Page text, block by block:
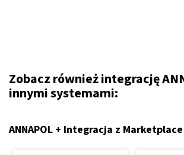
Zobacz również integrację
innymi systemami:
ANNAPOL + Integracja z Marketplace